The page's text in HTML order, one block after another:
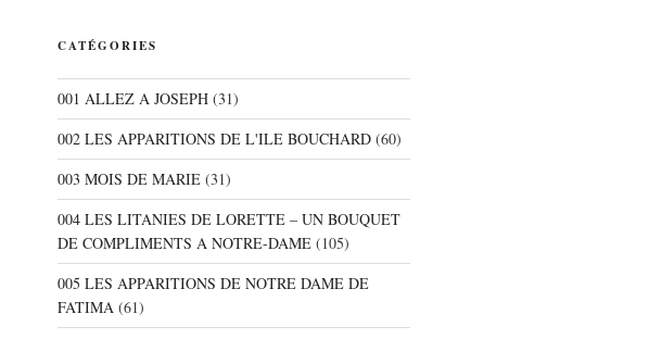
CATÉGORIES
001 ALLEZ A JOSEPH(31)
002 LES APPARITIONS DE L'ILE BOUCHARD(60)
003 MOIS DE MARIE(31)
004 LES LITANIES DE LORETTE – UN BOUQUET
DE COMPLIMENTS A NOTRE-DAME(105)
005 LES APPARITIONS DE NOTRE DAME DE
FATIMA(61)